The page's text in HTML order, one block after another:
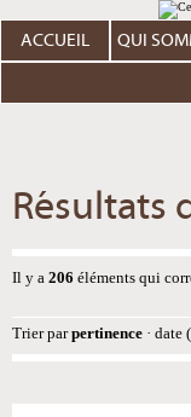
au
contenu.
Aller
personnels
ACCUEIL QUI
Résultats
Il y a 206 éléments qui
Trier par pertinence · date